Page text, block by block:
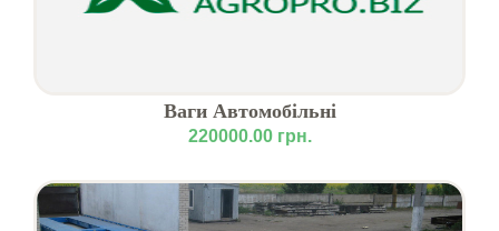
Ваги Автомобільні
220000.00 грн.